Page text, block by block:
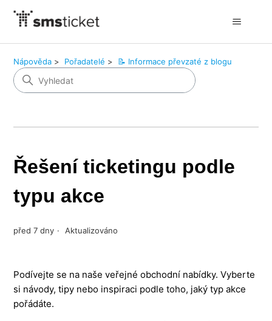
Nápověda Pořadatelé 📝 Informace převzaté z blogu
Řešení ticketingu podle
typu akce
před 7 dny Aktualizováno
Podívejte se na naše veřejné obchodní nabídky. Vyberte
si návody, tipy nebo inspiraci podle toho, jaký typ akce
pořádáte.